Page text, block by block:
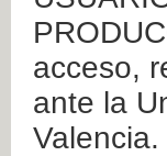
acceso,
ante la
Valencia.